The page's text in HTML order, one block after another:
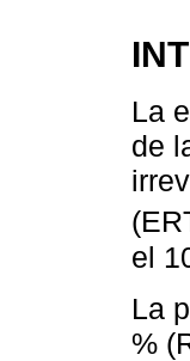
La
de
el
La
%